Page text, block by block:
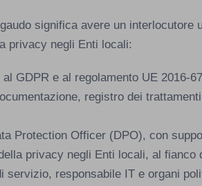
significa avere un interlocutore
privacy negli Enti locali:
al GDPR e al regolamento UE 2016-
registro dei
Protection Officer (DPO), con
privacy negli Enti locali, al fianco
servizio, responsabile IT e organi